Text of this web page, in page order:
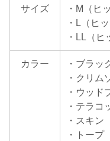
サイズ
・M（ヒ
・L（ヒ
・LL（ヒ
カラー
・ブラッ
・クリム
・ウッド
・テラコ
・スキン
・トープ